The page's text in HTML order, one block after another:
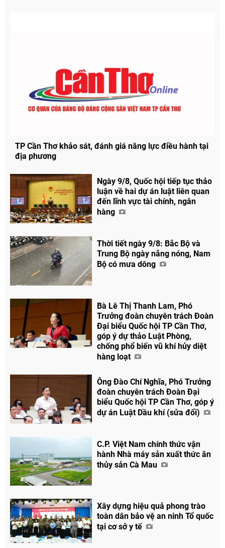
TP Cần Thơ khảo sát, đánh giá năng lực điều hành tại
địa phương
Ngày 9/8, Quốc hội tiếp tục thảo
luận về hai dự án luật liên quan
đến lĩnh vực tài chính, ngân
hàng
Thời tiết ngày 9/8: Bắc Bộ và
Trung Bộ ngày nắng nóng, Nam
Bộ có mưa dông
Bà Lê Thị Thanh Lam, Phó
Trưởng đoàn chuyên trách Đoàn
Đại biểu Quốc hội TP Cần Thơ,
góp ý dự thảo Luật Phòng,
chống phổ biến vũ khí hủy diệt
hàng loạt
Ông Đào Chí Nghĩa, Phó Trưởng
đoàn chuyên trách Đoàn Đại
biểu Quốc hội TP Cần Thơ, góp ý
dự án Luật Dầu khí (sửa đổi)
C.P. Việt Nam chính thức vận
hành Nhà máy sản xuất thức ăn
thủy sản Cà Mau
Xây dựng hiệu quả phong trào
toàn dân bảo vệ an ninh Tổ quốc
tại cơ sở y tế